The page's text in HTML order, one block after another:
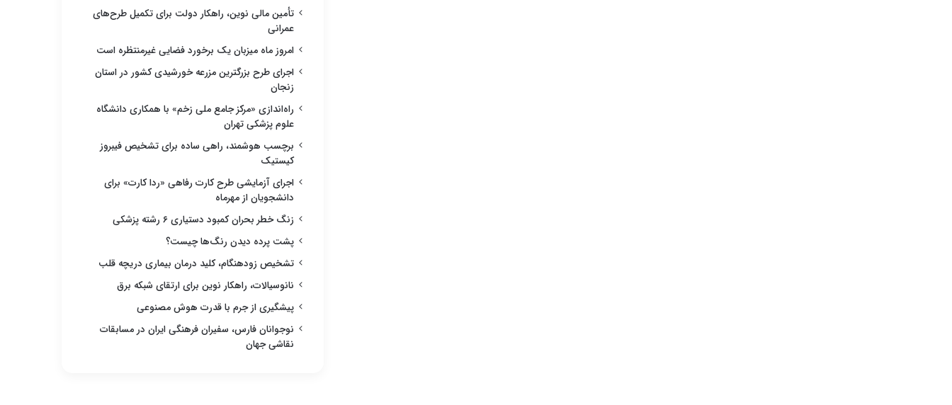
تأمین مالی نوین، راهکار دولت برای تکمیل طرح‌های
عمرانی
امروز ماه میزبان یک برخورد فضایی غیرمنتظره است
اجرای طرح بزرگترین مزرعه خورشیدی کشور در استان
زنجان
راه‌اندازی «مرکز جامع ملی زخم» با همکاری دانشگاه
علوم پزشکی تهران
برچسب هوشمند، راهی ساده برای تشخیص فیبروز
کیستیک
اجرای آزمایشی طرح کارت رفاهی «ردا کارت» برای
دانشجویان از مهرماه
زنگ خطر بحران کمبود دستیاری ۶ رشته پزشکی
پشت پرده دیدن رنگ‌ها چیست؟
تشخیص زودهنگام، کلید درمان بیماری دریچه قلب
نانوسیالات، راهکار نوین برای ارتقای شبکه برق
پیشگیری از جرم با قدرت هوش مصنوعی
نوجوانان فارس، سفیران فرهنگی ایران در مسابقات
نقاشی جهان